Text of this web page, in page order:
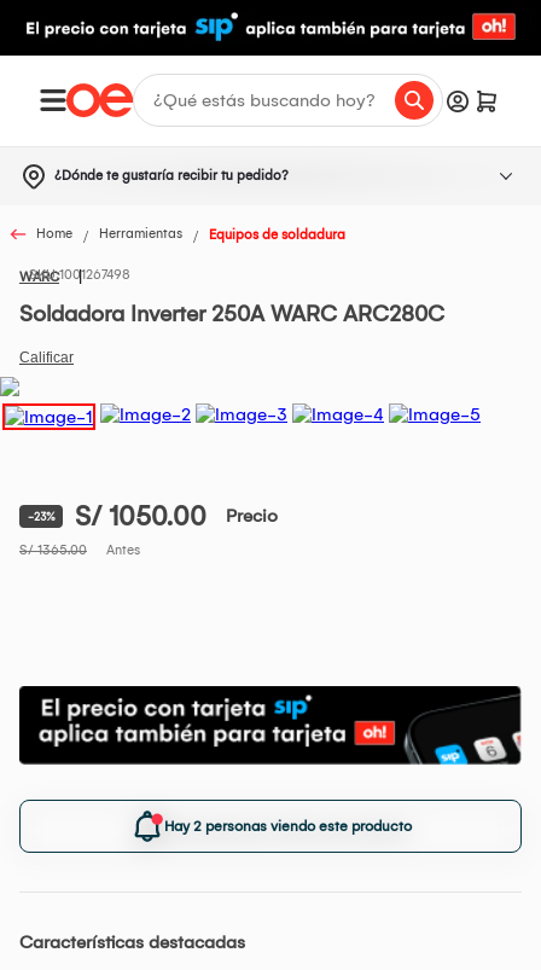
¿Dónde te gustaría recibir tu pedido?
Home Herramientas Equipos de soldadura
WARC1001267498
Soldadora Inverter 250A WARC ARC280C
-23% S/ 1050.00 Precio
S/ 1365.00 Antes
Hay 2 personas viendo este producto
Características destacadas